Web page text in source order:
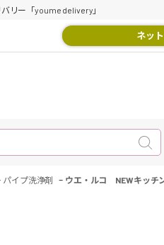
リー「youme delivery」
ネッ
パイプ洗浄剤 - ウエ・ルコ NEWキッチ